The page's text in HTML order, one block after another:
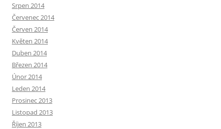
Srpen 2014
Červenec 2014
Červen 2014
Květen 2014
Duben 2014
Březen 2014
Únor 2014
Leden 2014
Prosinec 2013
Listopad 2013
Říjen 2013